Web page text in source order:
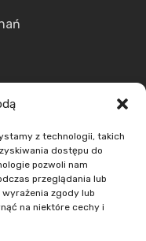
z technologii, takich
dostępu do
pozwoli nam
przeglądania lub
zgody lub
na niektóre cechy i